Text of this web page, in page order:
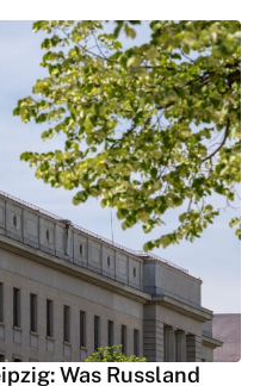
Was Russland